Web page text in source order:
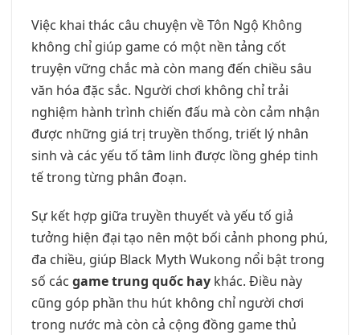
Việc khai thác câu chuyện về Tôn Ngộ Không
không chỉ giúp game có một nền tảng cốt
truyện vững chắc mà còn mang đến chiều sâu
văn hóa đặc sắc. Người chơi không chỉ trải
nghiệm hành trình chiến đấu mà còn cảm nhận
được những giá trị truyền thống, triết lý nhân
sinh và các yếu tố tâm linh được lồng ghép tinh
tế trong từng phân đoạn.
Sự kết hợp giữa truyền thuyết và yếu tố giả
tưởng hiện đại tạo nên một bối cảnh phong phú,
đa chiều, giúp Black Myth Wukong nổi bật trong
số các game trung quốc hay khác. Điều này
cũng góp phần thu hút không chỉ người chơi
trong nước mà còn cả cộng đồng game thủ